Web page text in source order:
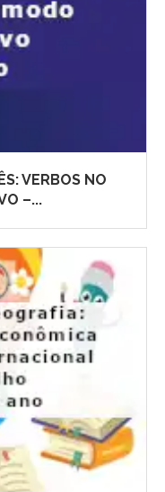
VERBOS NO
–...